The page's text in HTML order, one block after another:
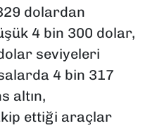
dolardan
4 bin 300 dolar,
seviyeleri
4 bin 317
altın,
ettiği araçlar